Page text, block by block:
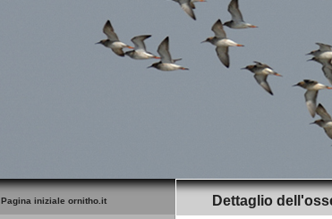
Pagina iniziale ornitho.it Dettaglio